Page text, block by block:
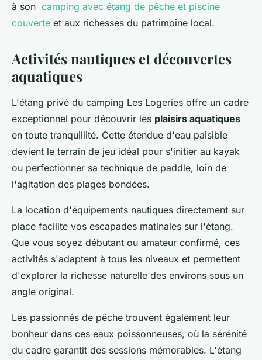
à son camping avec étang de pêche et piscine
couverte et aux richesses du patrimoine local.
Activités nautiques et découvertes
aquatiques
L'étang privé du camping Les Logeries offre un cadre
exceptionnel pour découvrir les plaisirs aquatiques
en toute tranquillité. Cette étendue d'eau paisible
devient le terrain de jeu idéal pour s'initier au kayak
ou perfectionner sa technique de paddle, loin de
l'agitation des plages bondées.
La location d'équipements nautiques directement sur
place facilite vos escapades matinales sur l'étang.
Que vous soyez débutant ou amateur confirmé, ces
activités s'adaptent à tous les niveaux et permettent
d'explorer la richesse naturelle des environs sous un
angle original.
Les passionnés de pêche trouvent également leur
bonheur dans ces eaux poissonneuses, où la sérénité
du cadre garantit des sessions mémorables. L'étang